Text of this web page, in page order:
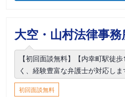
大空・山村法律事務
【初回面談無料】【内幸町駅徒
く、経験豊富な弁護士が対応しま
初回面談無料